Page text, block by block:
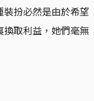
扮必然是由於希望
取利益，她們毫無